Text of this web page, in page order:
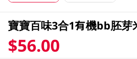
寶寶百味3合1有機bb胚芽
$56.00